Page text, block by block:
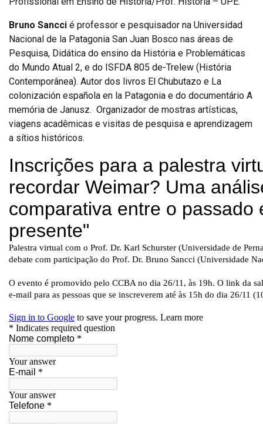
Bruno Sancci é professor e pesquisador na Universidad
Nacional de la Patagonia San Juan Bosco nas áreas de
Pesquisa, Didática do ensino da História e Problemáticas
do Mundo Atual 2, e do ISFDA 805 de-Trelew (História
Contemporânea). Autor dos livros El Chubutazo e La
colonización española en la Patagonia e do documentário A
memória de Janusz. Organizador de mostras artísticas,
viagens acadêmicas e visitas de pesquisa e aprendizagem
a sítios históricos.